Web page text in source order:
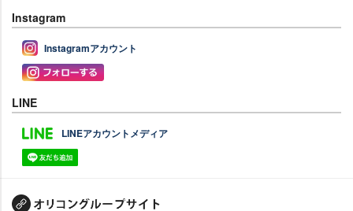
Instagram
Instagramアカウント
LINE
LINEアカウントメディア